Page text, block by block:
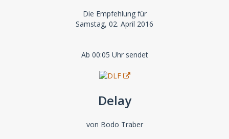
Die Empfehlung für
Samstag, 02. April 2016
Ab 00:05 Uhr sendet
Delay
von Bodo Traber